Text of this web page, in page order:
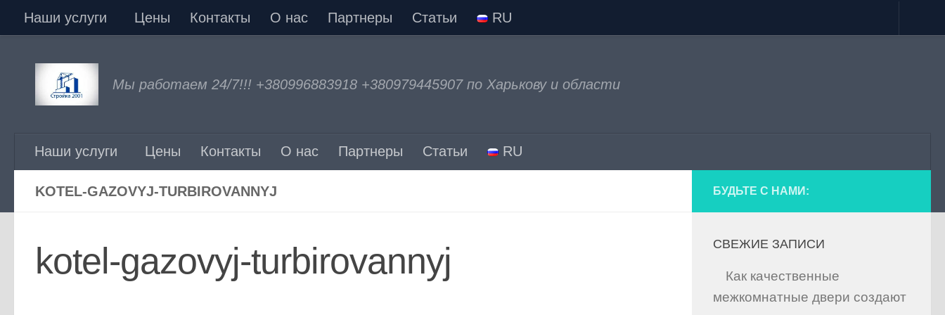
Перейти к содержимому
Наши услуги Цены Контакты О нас Партнеры Статьи RU
Мы работаем 24/7!!! +380996883918 +380979445907 по Харькову и области
Наши услуги Цены Контакты О нас Партнеры Статьи RU
KOTEL-GAZOVYJ-TURBIROVANNYJ
kotel-gazovyj-turbirovannyj
БУДЬТЕ С НАМИ:
СВЕЖИЕ ЗАПИСИ
Как качественные
межкомнатные двери создают